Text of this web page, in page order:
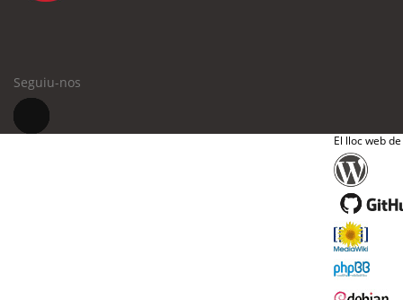
Seguiu-nos
El lloc web